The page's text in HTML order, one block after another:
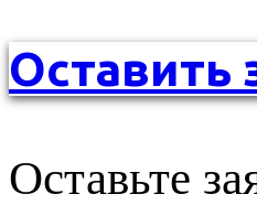
Оставить
Оставьте